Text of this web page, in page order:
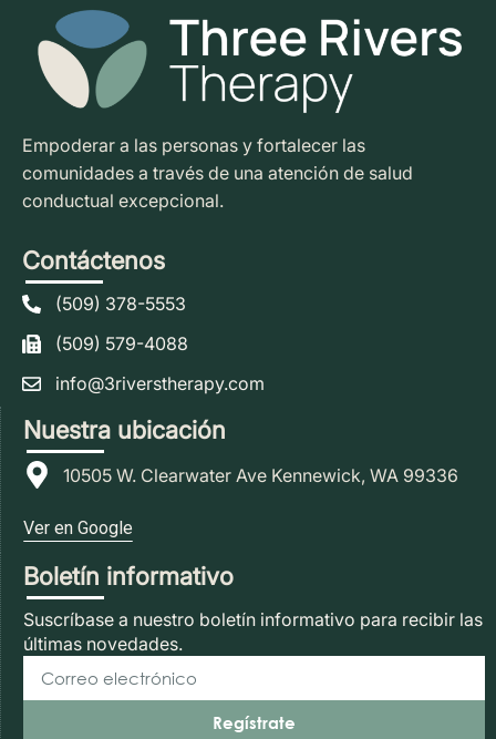
Empoderar a las personas y fortalecer las
comunidades a través de una atención de salud
conductual excepcional.
Contáctenos
(509) 378-5553
(509) 579-4088
info@3riverstherapy.com
Nuestra ubicación
10505 W. Clearwater Ave Kennewick, WA 99336
Ver en Google
Boletín informativo
Suscríbase a nuestro boletín informativo para recibir las
últimas novedades.
Regístrate